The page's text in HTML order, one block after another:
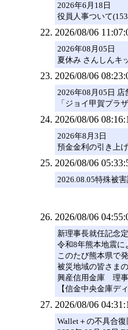
2026年6月18日
役員人事ついて
2026/08/06
2026年08月05日
夏休み さんしんキ
2026/08/06
2026年08月05日 店
「ジョイ甲賀プラ
2026/08/06
2026年8月3日
預金金利の引き上
2026/08/06
2026.08.05特殊被
2026/08/06
新理事長就任記念
令和8年熊本地震に
このたび熊本県で
被災地域の皆さま
興産信用金庫 理
【信金中央金庫デ
2026/08/06
Wallet＋の不具合